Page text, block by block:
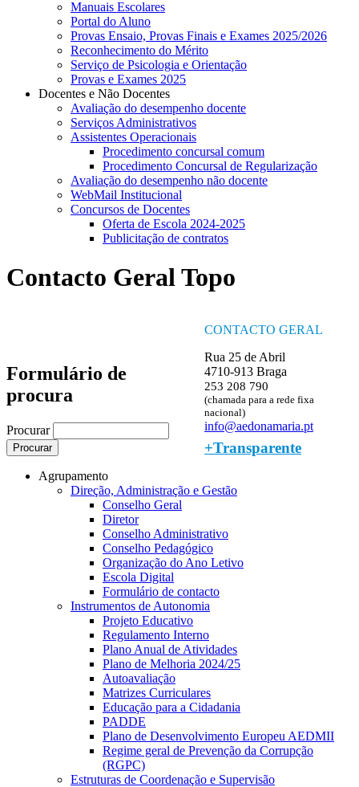
Manuais Escolares
Portal do Aluno
Provas Ensaio, Provas Finais e Exames 2025/2026
Reconhecimento do Mérito
Serviço de Psicologia e Orientação
Provas e Exames 2025
Docentes e Não Docentes
Avaliação do desempenho docente
Serviços Administrativos
Assistentes Operacionais
Procedimento concursal comum
Procedimento Concursal de Regularização
Avaliação do desempenho não docente
WebMail Institucional
Concursos de Docentes
Oferta de Escola 2024-2025
Publicitação de contratos
Contacto Geral Topo
CONTACTO GERAL
Rua 25 de Abril
4710-913 Braga
253 208 790
(chamada para a rede fixa
nacional)
info@aedonamaria.pt
+Transparente
Formulário de
procura
Procurar
Agrupamento
Direção, Administração e Gestão
Conselho Geral
Diretor
Conselho Administrativo
Conselho Pedagógico
Organização do Ano Letivo
Escola Digital
Formulário de contacto
Instrumentos de Autonomia
Projeto Educativo
Regulamento Interno
Plano Anual de Atividades
Plano de Melhoria 2024/25
Autoavaliação
Matrizes Curriculares
Educação para a Cidadania
PADDE
Plano de Desenvolvimento Europeu AEDMII
Regime geral de Prevenção da Corrupção
(RGPC)
Estruturas de Coordenação e Supervisão